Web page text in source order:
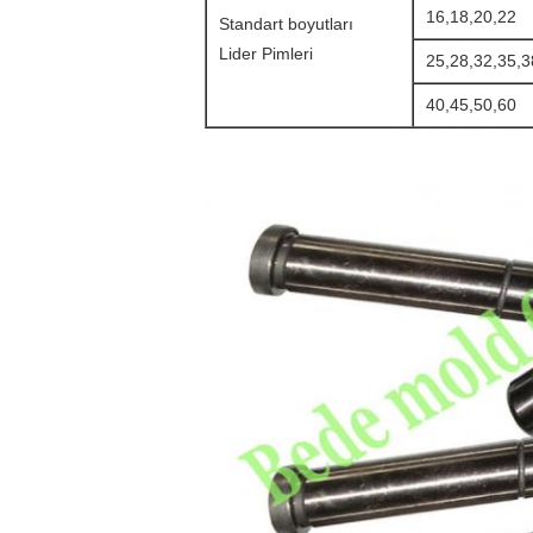
Standart boyutları
Lider Pimleri
16,18,20,22
40,45,50,60